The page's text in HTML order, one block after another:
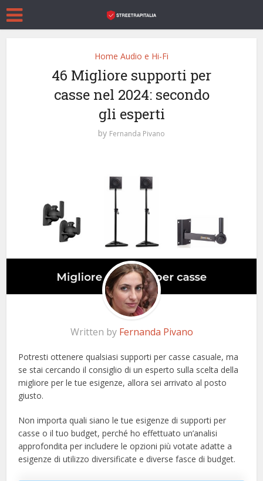
Home Audio e Hi-Fi
46 Migliore supporti per
casse nel 2024: secondo
gli esperti
by Fernanda Pivano
Written by Fernanda Pivano
Potresti ottenere qualsiasi supporti per casse casuale, ma
se stai cercando il consiglio di un esperto sulla scelta della
migliore per le tue esigenze, allora sei arrivato al posto
giusto.
Non importa quali siano le tue esigenze di supporti per
casse o il tuo budget, perché ho effettuato un’analisi
approfondita per includere le opzioni più votate adatte a
esigenze di utilizzo diversificate e diverse fasce di budget.